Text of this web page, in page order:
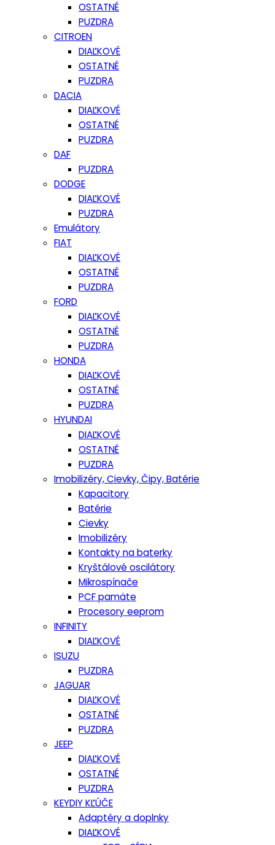
OSTATNÉ
PUZDRA
CITROEN
DIAĽKOVÉ
OSTATNÉ
PUZDRA
DACIA
DIAĽKOVÉ
OSTATNÉ
PUZDRA
DAF
PUZDRA
DODGE
DIAĽKOVÉ
PUZDRA
Emulátory
FIAT
DIAĽKOVÉ
OSTATNÉ
PUZDRA
FORD
DIAĽKOVÉ
OSTATNÉ
PUZDRA
HONDA
DIAĽKOVÉ
OSTATNÉ
PUZDRA
HYUNDAI
DIAĽKOVÉ
OSTATNÉ
PUZDRA
Imobilizéry, Cievky, Čipy, Batérie
Kapacitory
Batérie
Cievky
Imobilizéry
Kontakty na baterky
Kryštálové oscilátory
Mikrospínače
PCF pamäte
Procesory eeprom
INFINITY
DIAĽKOVÉ
ISUZU
PUZDRA
JAGUAR
DIAĽKOVÉ
OSTATNÉ
PUZDRA
JEEP
DIAĽKOVÉ
OSTATNÉ
PUZDRA
KEYDIY KĽÚČE
Adaptéry a doplnky
DIAĽKOVÉ